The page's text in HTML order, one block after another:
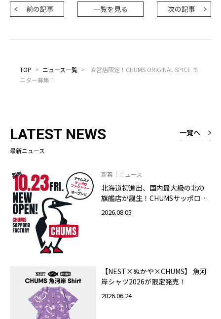
前の記事 一覧を見る 次の記事
TOP > ニュース一覧 >
直営店限定！CHUMS ORIGINAL SPICE モ
ニター募集！
LATEST NEWS
最新ニュース
一覧へ
新着｜ニュース
北海道初進出、国内最大級の北の
旗艦店が誕生！CHUMSサッポロフ
ァクトリー店 2026年10月23日
2026.08.05
【NEST×ぬかや×CHUMS】 魚河
岸シャツ2026が限定発売！
2026.06.24